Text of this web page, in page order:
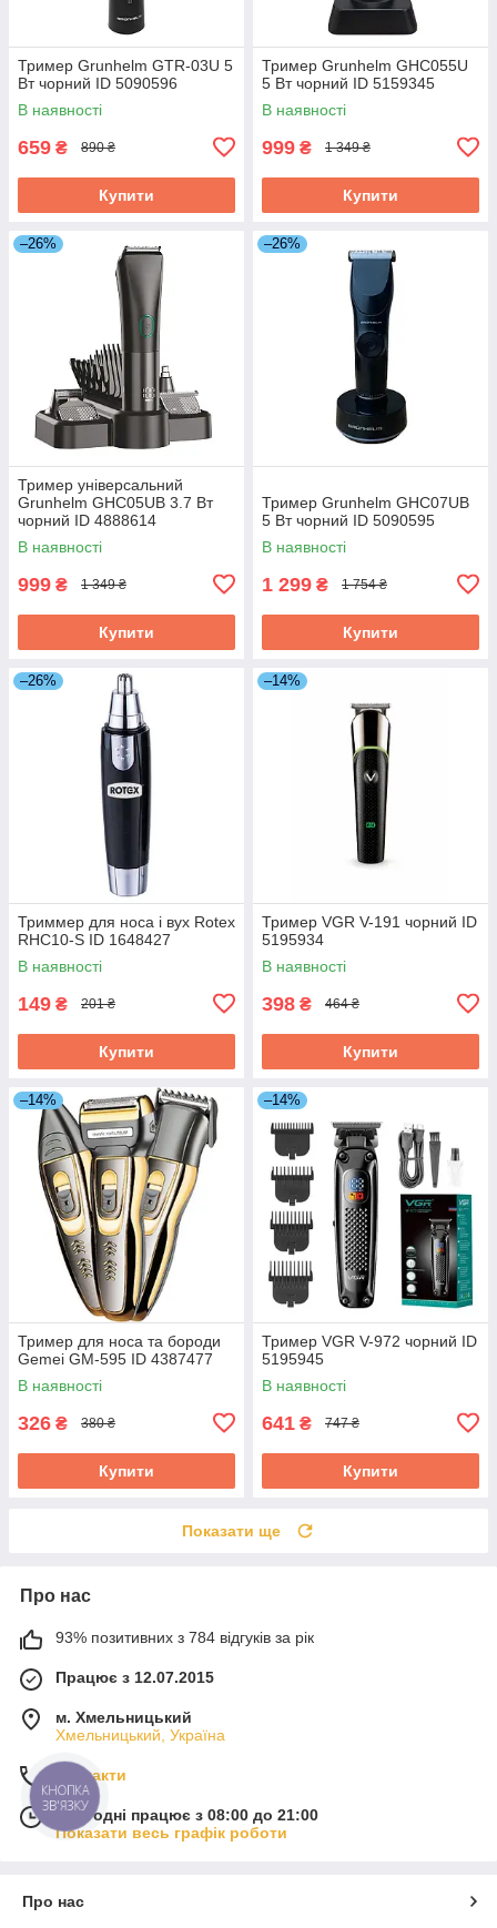
Тример Grunhelm GTR-03U 5
Вт чорний ID 5090596
В наявності
659 ₴ 890 ₴
Купити
Тример Grunhelm GHC055U
5 Вт чорний ID 5159345
В наявності
999 ₴ 1 349 ₴
Купити
–26%
Тример універсальний
Grunhelm GHC05UB 3.7 Вт
чорний ID 4888614
В наявності
999 ₴ 1 349 ₴
Купити
–26%
Тример Grunhelm GHC07UB
5 Вт чорний ID 5090595
В наявності
1 299 ₴ 1 754 ₴
Купити
–26%
Триммер для носа і вух Rotex
RHС10-S ID 1648427
В наявності
149 ₴ 201 ₴
Купити
–14%
Тример VGR V-191 чорний ID
5195934
В наявності
398 ₴ 464 ₴
Купити
–14%
Тример для носа та бороди
Gemei GM-595 ID 4387477
В наявності
326 ₴ 380 ₴
Купити
–14%
Тример VGR V-972 чорний ID
5195945
В наявності
641 ₴ 747 ₴
Купити
Показати ще
Про нас
93% позитивних з 784 відгуків за рік
Працює з 12.07.2015
м. Хмельницький
Хмельницький, Україна
Контакти
Сьогодні працює з 08:00 до 21:00
Показати весь графік роботи
Про нас
КНОПКА
ЗВ'ЯЗКУ